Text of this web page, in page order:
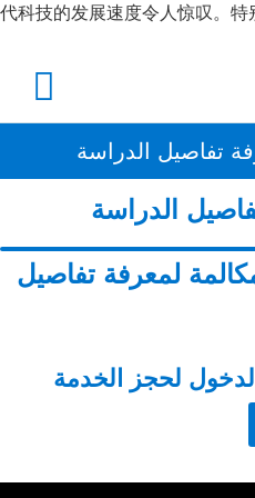
代科技的发展速度令人惊叹。
تفاصيل الدراسة
الدراسة
لمعرفة تفاصيل
لحجز الخدمة